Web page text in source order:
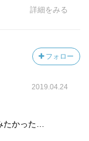
場合、往々にし
のことしか考え
りして軍や政府
あった。戦勝記
る戦果や戦争拡
詳細をみる
フォロー
2019.04.24
たかった…